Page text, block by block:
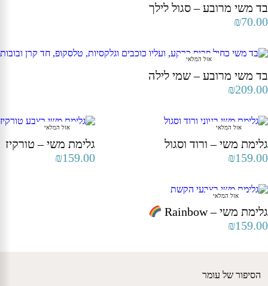
בד משי מרובע – סגול לילך
₪70.00
בד משי מרובע – שמי לילה
אזל המלאי
₪209.00
גלימת משי – ורוד וסגול
אזל המלאי
₪159.00
גלימת משי – טורקיז
אזל המלאי
₪159.00
גלימת משי – Rainbow
אזל המלאי
₪159.00
הסיפור של עומר